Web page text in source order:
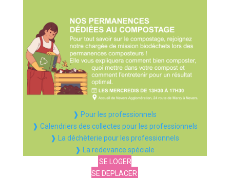
❱ Pour les professionnels
❱ Calendriers des collectes pour les professionnels
❱ La déchèterie pour les professionnels
❱ La redevance spéciale
SE LOGER
SE DEPLACER